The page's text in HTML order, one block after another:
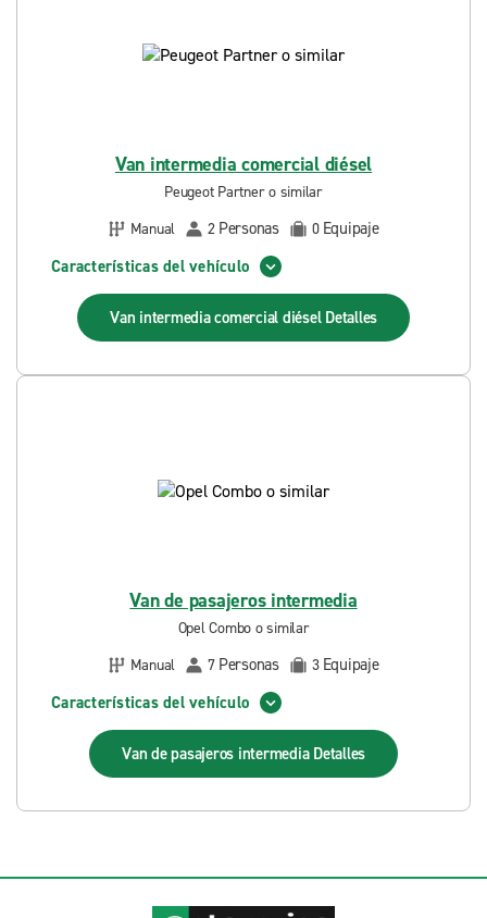
Van intermedia comercial diésel
Peugeot Partner o similar
Manual
2 Personas 0 Equipaje
Características del vehículo
Van intermedia comercial diésel Detalles
Van de pasajeros intermedia
Opel Combo o similar
Manual
7 Personas 3 Equipaje
Características del vehículo
Van de pasajeros intermedia Detalles